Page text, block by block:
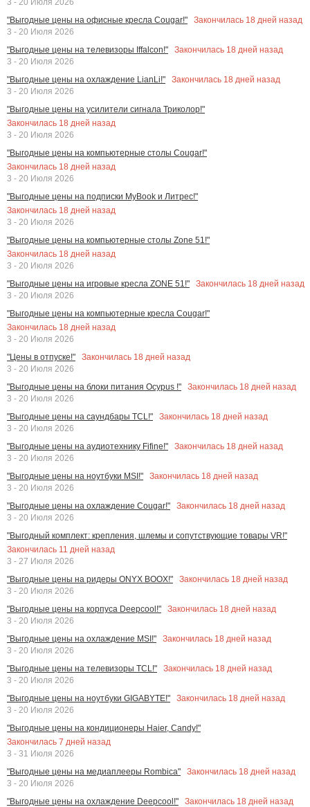
"Выгодные цены на офисные кресла Cougar!"
Закончилась 18 дней назад
3 - 20 Июля 2026
"Выгодные цены на телевизоры Iffalcon!"
Закончилась 18 дней назад
3 - 20 Июля 2026
"Выгодные цены на охлаждение LianLi!"
Закончилась 18 дней назад
3 - 20 Июля 2026
"Выгодные цены на усилители сигнала Триколор!"
Закончилась 18 дней назад
3 - 20 Июля 2026
"Выгодные цены на компьютерные столы Cougar!"
Закончилась 18 дней назад
3 - 20 Июля 2026
"Выгодные цены на подписки MyBook и Литрес!"
Закончилась 18 дней назад
3 - 20 Июля 2026
"Выгодные цены на компьютерные столы Zone 51!"
Закончилась 18 дней назад
3 - 20 Июля 2026
"Выгодные цены на игровые кресла ZONE 51!"
Закончилась 18 дней назад
3 - 20 Июля 2026
"Выгодные цены на компьютерные кресла Cougar!"
Закончилась 18 дней назад
3 - 20 Июля 2026
"Цены в отпуске!"
Закончилась 18 дней назад
3 - 20 Июля 2026
"Выгодные цены на блоки питания Ocypus !"
Закончилась 18 дней назад
3 - 20 Июля 2026
"Выгодные цены на саундбары TCL!"
Закончилась 18 дней назад
3 - 20 Июля 2026
"Выгодные цены на аудиотехнику Fifine!"
Закончилась 18 дней назад
3 - 20 Июля 2026
"Выгодные цены на ноутбуки MSI!"
Закончилась 18 дней назад
3 - 20 Июля 2026
"Выгодные цены на охлаждение Cougar!"
Закончилась 18 дней назад
3 - 20 Июля 2026
"Выгодный комплект: крепления, шлемы и сопутствующие товары VR!"
Закончилась 11 дней назад
3 - 27 Июля 2026
"Выгодные цены на ридеры ONYX BOOX!"
Закончилась 18 дней назад
3 - 20 Июля 2026
"Выгодные цены на корпуса Deepcool!"
Закончилась 18 дней назад
3 - 20 Июля 2026
"Выгодные цены на охлаждение MSI!"
Закончилась 18 дней назад
3 - 20 Июля 2026
"Выгодные цены на телевизоры TCL!"
Закончилась 18 дней назад
3 - 20 Июля 2026
"Выгодные цены на ноутбуки GIGABYTE!"
Закончилась 18 дней назад
3 - 20 Июля 2026
"Выгодные цены на кондиционеры Haier, Candy!"
Закончилась 7 дней назад
3 - 31 Июля 2026
"Выгодные цены на медиаплееры Rombica"
Закончилась 18 дней назад
3 - 20 Июля 2026
"Выгодные цены на охлаждение Deepcool!"
Закончилась 18 дней назад